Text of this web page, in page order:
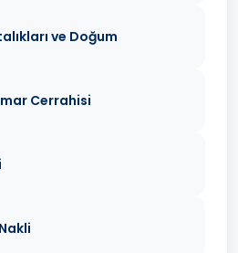
ve Doğum
Cerrahisi